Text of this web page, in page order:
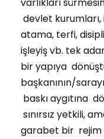
devlet
atama, terfi,
işleyiş vb. tek
bir yapıya
başkanının/
baskı aygıtına
sınırsız yetkili,
garabet bir rejim